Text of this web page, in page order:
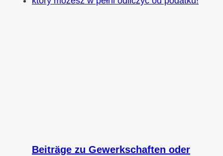
Beiträge zu Gewerkschaften oder